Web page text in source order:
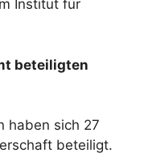
Institut für
beteiligten
haben sich 27
beteiligt.